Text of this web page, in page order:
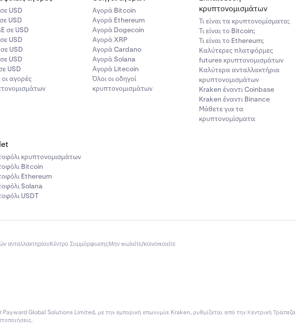
USD
USD
σε USD
USD
USD
USD
USD
αγορές
Αγορά Bitcoin
Αγορά Ethereum
Αγορά Dogecoin
Αγορά XRP
Αγορά Cardano
Αγορά Solana
Αγορά Litecoin
Όλοι οι οδηγοί
κρυπτονομισμάτων
κρυπτονομισμάτων
Τι είναι τα κρυπτονομίσματα;
Τι είναι το Bitcoin;
Τι είναι το Ethereum;
Καλύτερες πλατφόρμες
futures κρυπτονομισμάτων
Καλύτερα ανταλλακτήρια
κρυπτονομισμάτων
Kraken έναντι Coinbase
Kraken έναντι Binance
Μάθετε για τα
κρυπτονομίσματα
κρυπτονομισμάτων
Bitcoin
Ethereum
Solana
USDT
ανταλλακτηρίουΚέντρο ΣυμμόρφωσηςΜην πωλείτε/κοινοποιείτε
Global Solutions Limited, με την εμπορική επωνυμία Kraken, ρυθμίζεται από την Κεντρική Τράπεζα